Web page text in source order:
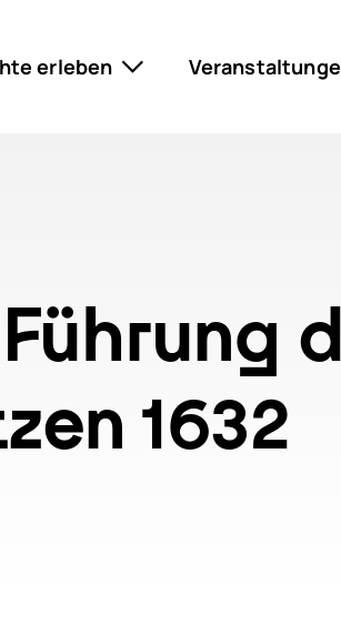
erleben
1632